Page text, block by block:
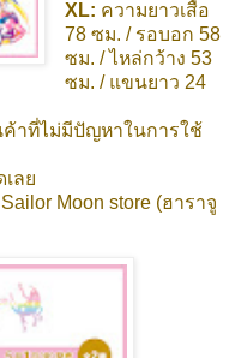
XL: ความยาวเสื้อ
78 ซม. / รอบอก 58
ซม. / ไหล่กว้าง 53
ซม. / แขนยาว 24
าที่ไม่มีปัญหาในการใช้
ลย
Moon store (ฮาราจู